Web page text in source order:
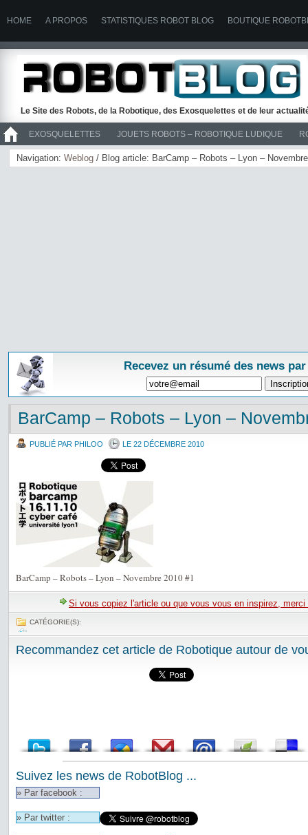
HOME A PROPOS STATISTIQUES ROBOT BLOG BOUTIQUE
Le Site des Robots, de la Robotique, des Exosquelettes et de leur
EXOSQUELETTES JOUETS ROBOTS – ROBOTIQUE LUDIQUE
>> ROBOTS
Navigation: Weblog / Blog article: BarCamp – Robots – Lyon –
Recevez un résumé des news
BarCamp – Robots – Lyon –
PUBLIÉ PAR PHILOO LE 22 DÉCEMBRE 2010
BarCamp – Robots – Lyon – Novembre 2010 #1
Si vous copiez l'article ou que vous vous en inspirez,
CATÉGORIE(S):
Recommandez cet article de Robotique autour de
Suivez les news de RobotBlog ...
» Par facebook :
» Par twitter :